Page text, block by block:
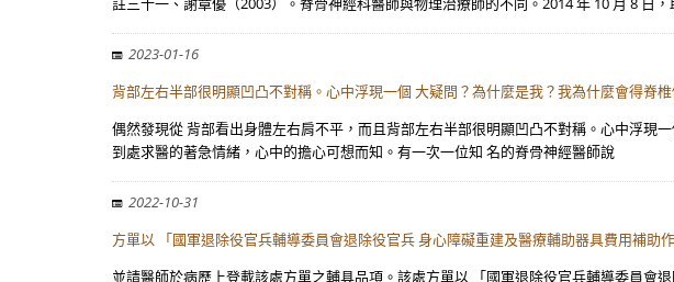
2023-01-16
背部左右半部很明顯凹凸不對稱。心中浮現一個 大疑問？為什麼是我？我為什麼會得脊
偶然發現從 背部看出身體左右肩不平，而且背部左右半部很明顯凹凸不對稱。心中浮現
到處求醫的著急情緒，心中的擔心可想而知。有一次一位知 名的脊骨神經醫師說
2022-10-31
方單以 「國軍退除役官兵輔導委員會退除役官兵 身心障礙重建及醫療輔助器具費用補助
並請醫師於病歷上登載該處方單之輔具品項。該處方單以 「國軍退除役官兵輔導委員會